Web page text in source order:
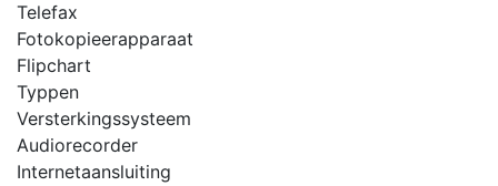
Telefax
Fotokopieerapparaat
Flipchart
Typpen
Versterkingssysteem
Audiorecorder
Internetaansluiting